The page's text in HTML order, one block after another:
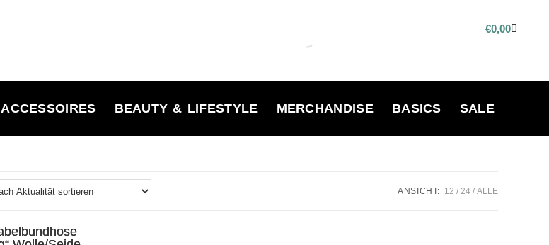
€0,00
ACCESSOIRES BEAUTY & LIFESTYLE MERCHANDISE BASICS SALE
ANSICHT: 12 24 ALLE